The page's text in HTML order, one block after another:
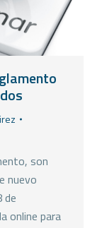
son
nuevo
de
online para